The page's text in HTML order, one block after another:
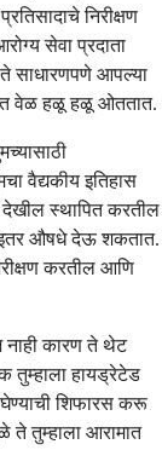
निरीक्षण
सेवा प्रदाता
ते साधारणपणे आपल्या
वेळ हळू हळू ओततात.
वैद्यकीय इतिहास
स्थापित करतील
इतर औषधे देऊ शकतात.
करतील आणि
नाही कारण ते थेट
तुम्हाला हायड्रेटेड
शिफारस करू
ते तुम्हाला आरामात